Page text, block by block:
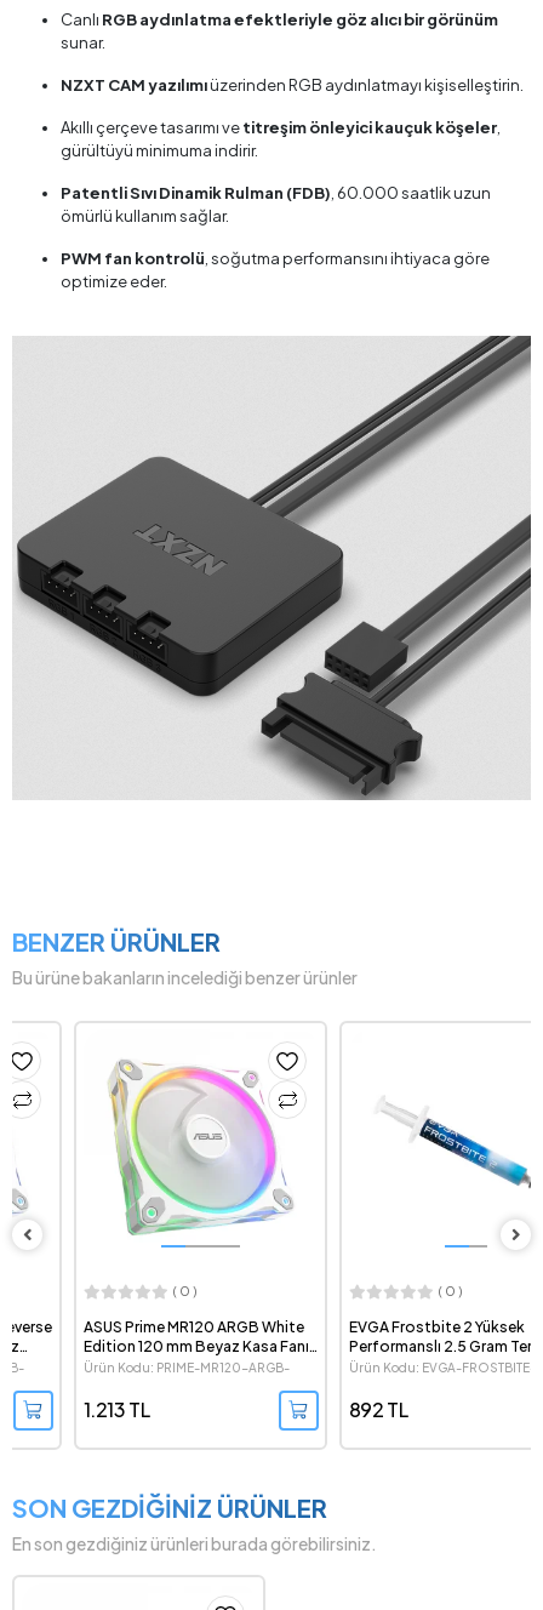
Canlı RGB aydınlatma efektleriyle göz alıcı bir görünüm
sunar.
NZXT CAM yazılımıüzerinden RGB aydınlatmayı kişiselleştirin.
Akıllı çerçeve tasarımı vetitreşim önleyici kauçuk köşeler
gürültüyü minimuma indirir.
Patentli Sıvı Dinamik Rulman (FDB) , 60.000 saatlik uzun
ömürlü kullanım sağlar.
PWM fan kontrolü , soğutma performansını ihtiyaca göre
optimize eder.
BENZER ÜRÜNLER
Bu ürüne bakanların incelediği benzer ürünler
( 0 )
ASUS Prime MR120 ARGB White
Edition 120 mm Beyaz Kasa Fanı
- Tekli Paket
Ürün Kodu: PRIME-MR120-ARGB-
1.213 TL
( 0 )
EVGA Frostbite 2 Yüksek
Performanslı 2.5 Gram Termal
Macun
Ürün Kodu: EVGA-FROSTBITE-2
892 TL
SON GEZDİĞİNİZ ÜRÜNLER
En son gezdiğiniz ürünleri burada görebilirsiniz.